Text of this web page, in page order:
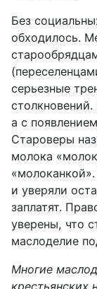
Без
обходилось.
серьезные
столкновений.
а с
Староверы
молока «
«молоканкой».
и уверяли
заплатят.
уверены, что
маслоделие
Многие
крестьянских